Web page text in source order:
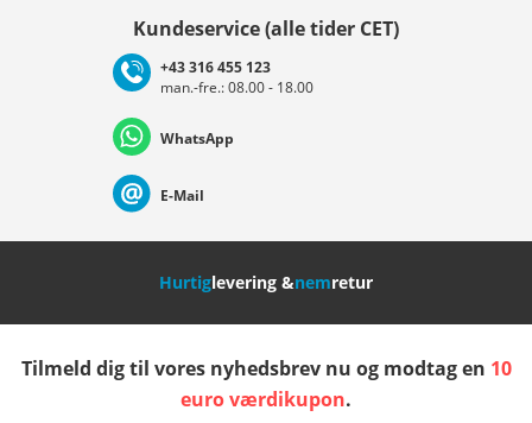
Deutschland Österreich
Nederland Italia (Italiano) Italien (Deutsch)
Slovenija
Kundeservice (alle tider CET)
+43 316 455 123
man.-fre.: 08.00 - 18.00
WhatsApp
E-Mail
Hurtiglevering &nemretur
Tilmeld dig til vores nyhedsbrev nu og modtag en 10
euro værdikupon.